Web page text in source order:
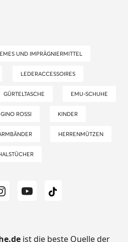
UND IMPRÄGNIERMITTEL
LEDERACCESSOIRES
GÜRTELTASCHE EMU-SCHUHE
GINO ROSSI KINDER
ARMBÄNDER HERRENMÜTZEN
HALSTÜCHER
ist die beste Quelle der